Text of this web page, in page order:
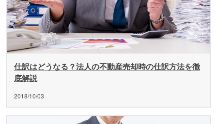
仕訳はどうなる？法人の不動産売却時の仕訳方法を徹
底解説
2018/10/03